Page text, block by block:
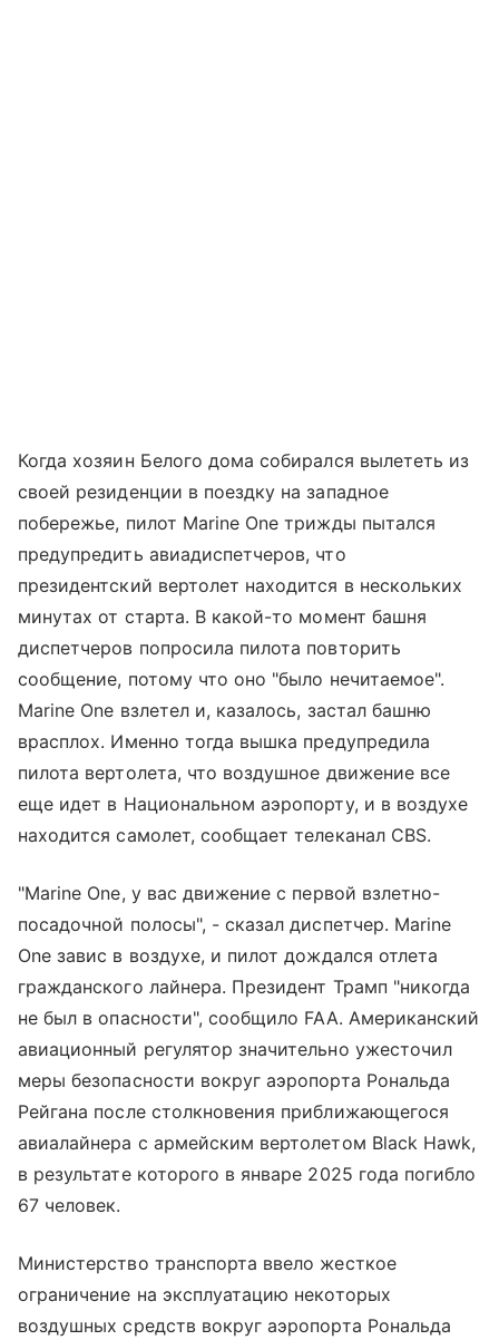
Когда хозяин Белого дома собирался вылететь из
своей резиденции в поездку на западное
побережье, пилот Marine One трижды пытался
предупредить авиадиспетчеров, что
президентский вертолет находится в нескольких
минутах от старта. В какой-то момент башня
диспетчеров попросила пилота повторить
сообщение, потому что оно "было нечитаемое".
Marine One взлетел и, казалось, застал башню
врасплох. Именно тогда вышка предупредила
пилота вертолета, что воздушное движение все
еще идет в Национальном аэропорту, и в воздухе
находится самолет, сообщает телеканал CBS.
"Marine One, у вас движение с первой взлетно-
посадочной полосы", - сказал диспетчер. Marine
One завис в воздухе, и пилот дождался отлета
гражданского лайнера. Президент Трамп "никогда
не был в опасности", сообщило FAA. Американский
авиационный регулятор значительно ужесточил
меры безопасности вокруг аэропорта Рональда
Рейгана после столкновения приближающегося
авиалайнера с армейским вертолетом Black Hawk,
в результате которого в январе 2025 года погибло
67 человек.
Министерство транспорта ввело жесткое
ограничение на эксплуатацию некоторых
воздушных средств вокруг аэропорта Рональда